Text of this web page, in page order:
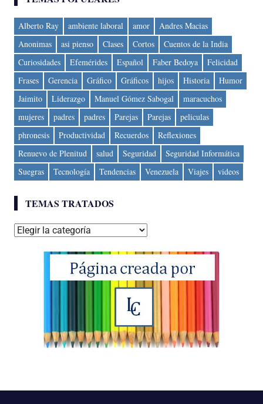
Alberto Ray ambiente laboral amor
Andres Macias
Anonimas
asi pienso Clases Cortos
Cuentos de la India
Curiosidades
Efemérides Español Faber Bedoya
Felicidad
Frases
Gerencia Gráfico Gráficos hijos Historia
Humor
Jaimito
Liderazgo Manuel Gómez Sabogal
maracuchos
mujeres
padres padres Parejas Parejas
peliculas
phronesis
Productividad Recuerdos
Reflexiones
Renuevo de Plenitud
salud Seguridad
Seguridad Informática
Suegras
Tecnología Tendencias Venezuela Viajes videos
TEMAS TRATADOS
Temas